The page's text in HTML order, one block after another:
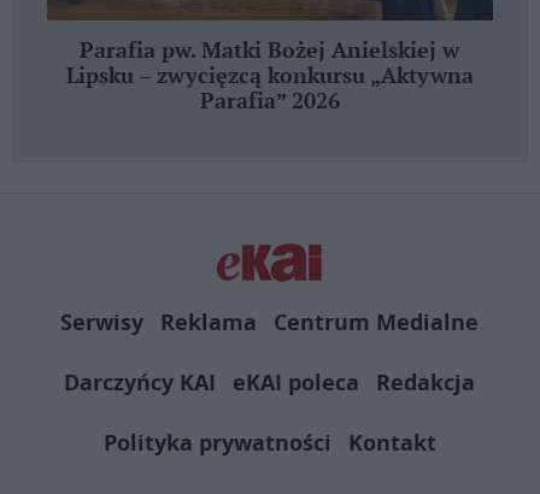
Parafia pw. Matki Bożej Anielskiej w
Lipsku – zwycięzcą konkursu „Aktywna
Parafia” 2026
Serwisy Reklama
Centrum Medialne
Darczyńcy KAI
eKAI poleca
Redakcja
Polityka prywatności
Kontakt